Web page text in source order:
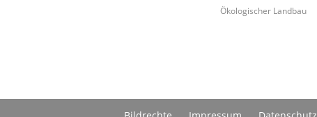
Ökologischer Landbau